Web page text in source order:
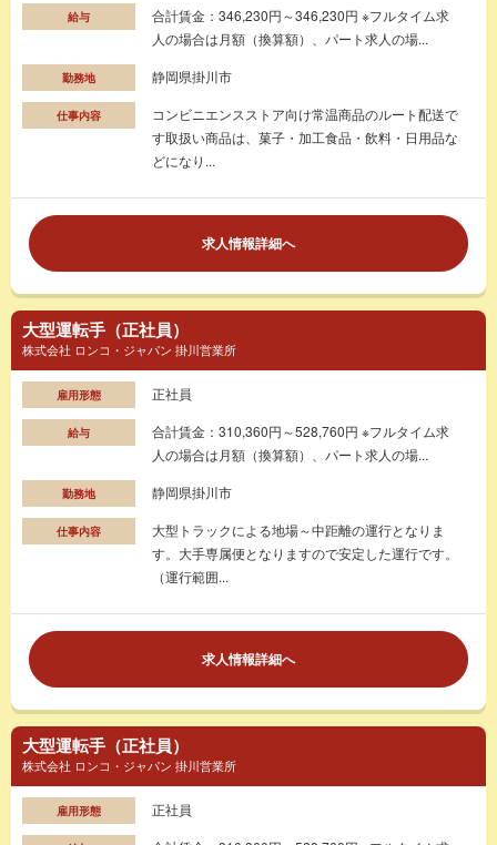
給与
合計賃金：346,230円～346,230円 ※フルタイム求
人の場合は月額（換算額）、パート求人の場...
勤務地 静岡県掛川市
仕事内容
コンビニエンスストア向け常温商品のルート配送で
す取扱い商品は、菓子・加工食品・飲料・日用品な
どになり...
求人情報詳細へ
大型運転手（正社員）
株式会社 ロンコ・ジャパン 掛川営業所
雇用形態 正社員
給与
合計賃金：310,360円～528,760円 ※フルタイム求
人の場合は月額（換算額）、パート求人の場...
勤務地 静岡県掛川市
仕事内容
大型トラックによる地場～中距離の運行となりま
す。大手専属便となりますので安定した運行です。
（運行範囲...
求人情報詳細へ
大型運転手（正社員）
株式会社 ロンコ・ジャパン 掛川営業所
雇用形態 正社員